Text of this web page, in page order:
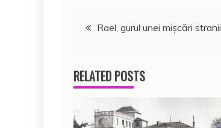
Navigare
articole
Rael, gurul unei mişcări stranii
RELATED POSTS